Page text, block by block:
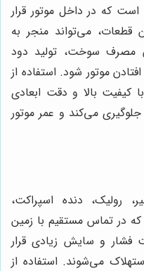
است که در داخل موتور قرار
قطعات، می‌تواند منجر به
مصرف سوخت، تولید دود
موتور شود. استفاده از
کیفیت بالا و دقت ابعادی
می‌کند و عمر موتور
رولیک، دنده اسپراکت،
در تماس مستقیم با زمین
فشار و سایش زیادی قرار
می‌شوند. استفاده از